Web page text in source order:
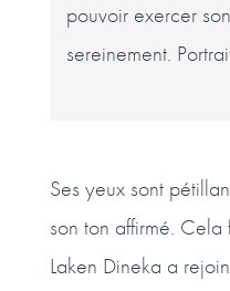
pouvoir exercer
sereinement.
Ses yeux sont
son ton affirmé.
Laken Dineka a